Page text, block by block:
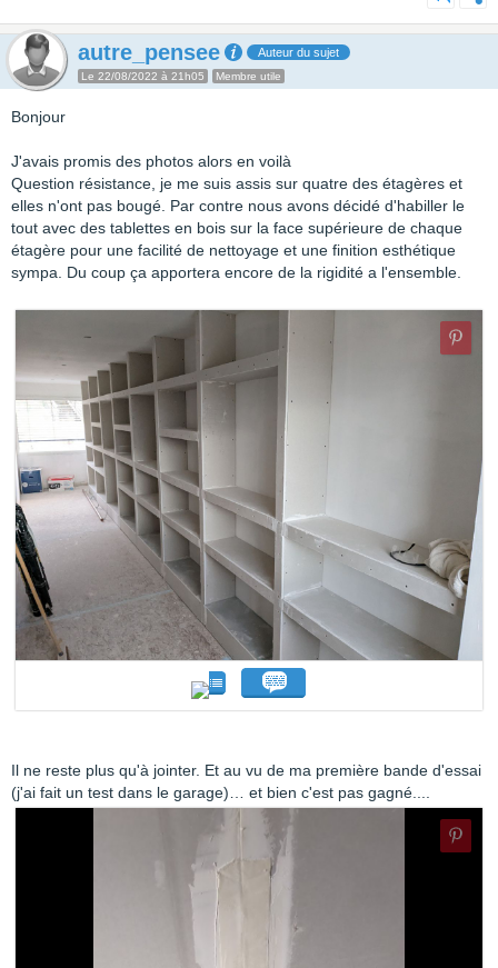
autre_pensee Auteur du sujet
Le 22/08/2022 à 21h05 Membre utile
Bonjour
J'avais promis des photos alors en voilà
Question résistance, je me suis assis sur quatre des étagères et
elles n'ont pas bougé. Par contre nous avons décidé d'habiller le
tout avec des tablettes en bois sur la face supérieure de chaque
étagère pour une facilité de nettoyage et une finition esthétique
sympa. Du coup ça apportera encore de la rigidité a l'ensemble.
Il ne reste plus qu'à jointer. Et au vu de ma première bande d'essai
(j'ai fait un test dans le garage)… et bien c'est pas gagné....